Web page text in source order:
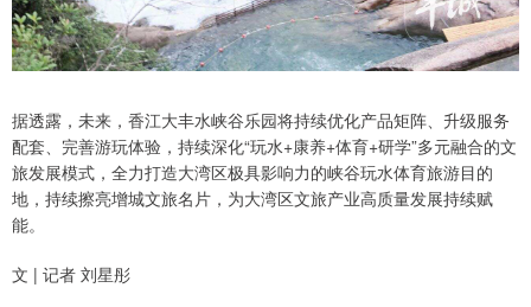
据透露，未来，香江大丰水峡谷乐园将持续优化产品矩阵、升级服务
配套、完善游玩体验，持续深化“玩水+康养+体育+研学”多元融合的文
旅发展模式，全力打造大湾区极具影响力的峡谷玩水体育旅游目的
地，持续擦亮增城文旅名片，为大湾区文旅产业高质量发展持续赋
能。
文 | 记者 刘星彤